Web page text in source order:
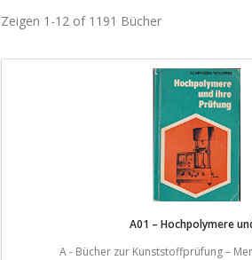
Zeigen 1-12 of 1191 Bücher
A01 – Hochpolymere
A - Bücher zur Kunststoffprüfung –